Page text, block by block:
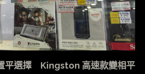
平選擇 Kingston 高速款變相平